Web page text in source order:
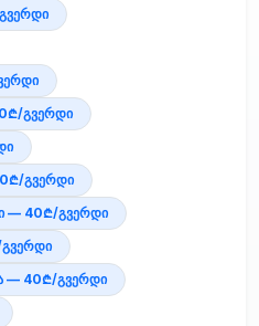
გვერდი
გვერდი
— 40₾/გვერდი
გვერდი
— 40₾/გვერდი